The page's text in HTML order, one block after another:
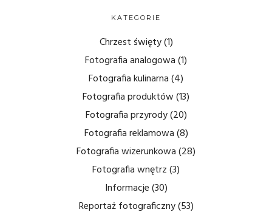
KATEGORIE
Chrzest święty(1)
Fotografia analogowa(1)
Fotografia kulinarna(4)
Fotografia produktów(13)
Fotografia przyrody(20)
Fotografia reklamowa(8)
Fotografia wizerunkowa(28)
Fotografia wnętrz(3)
Informacje(30)
Reportaż fotograficzny(53)